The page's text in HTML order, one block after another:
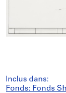
Inclus dans:
Fonds: Fonds